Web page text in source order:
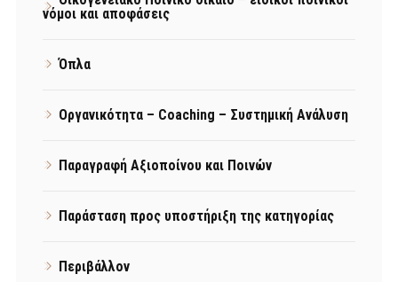
νόμοι και αποφάσεις
Όπλα
Οργανικότητα – Coaching – Συστημική Ανάλυση
Παραγραφή Αξιοποίνου και Ποινών
Παράσταση προς υποστήριξη της κατηγορίας
Περιβάλλον